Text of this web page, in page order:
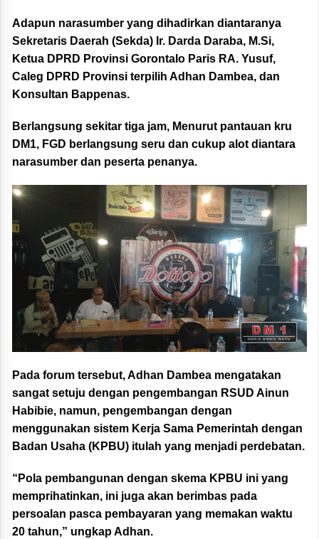
Adapun narasumber yang dihadirkan diantaranya
Sekretaris Daerah (Sekda) Ir. Darda Daraba, M.Si,
Ketua DPRD Provinsi Gorontalo Paris RA. Yusuf,
Caleg DPRD Provinsi terpilih Adhan Dambea, dan
Konsultan Bappenas.
Berlangsung sekitar tiga jam, Menurut pantauan kru
DM1, FGD berlangsung seru dan cukup alot diantara
narasumber dan peserta penanya.
Pada forum tersebut, Adhan Dambea mengatakan
sangat setuju dengan pengembangan RSUD Ainun
Habibie, namun, pengembangan dengan
menggunakan sistem Kerja Sama Pemerintah dengan
Badan Usaha (KPBU) itulah yang menjadi perdebatan.
“Pola pembangunan dengan skema KPBU ini yang
memprihatinkan, ini juga akan berimbas pada
persoalan pasca pembayaran yang memakan waktu
20 tahun,” ungkap Adhan.